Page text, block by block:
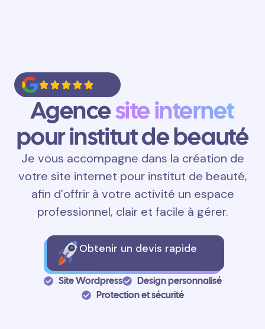
Agencesite internet
pour institut de beauté
Je vous accompagne dans la création de
votre site internet pour institut de beauté,
afin d’offrir à votre activité un espace
professionnel, clair et facile à gérer.
Obtenir un devis rapide
Site Wordpress
Design personnalisé
Protection et sécurité